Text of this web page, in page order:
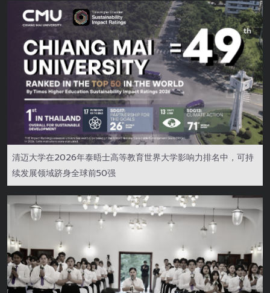
清迈大学在2026年泰晤士高等教育世界大学影响力排名中，可持
续发展领域跻身全球前50强